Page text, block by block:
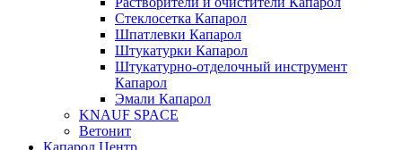
Cтеклосетка Капарол
Шпатлевки Капарол
Штукатурки Капарол
Штукатурно-отделочный инструмент
Капарол
Эмали Капарол
KNAUF SPACE
Ветонит
Капарол Центр